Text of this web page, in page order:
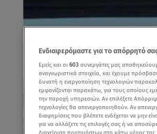
Ενδιαφερόμαστε για το απόρρητό
Εμείς και οι 603 συνεργάτες μας
αναγνωριστικά στοιχεία, και έχουμε
δυνατή η ενεργοποίηση τεχνολογιών
εμφανίζονται παρακάτω, για τους οποίους
την παροχή υπηρεσιών. Αν επιλέξετε
τεχνολογίες θα απενεργοποιηθούν. Αν
διαφημίσεις που βλέπετε ενδέχεται να μην
για να αλλάξετε τις επιλογές σας ή να
Διαχείριση προτιμήσεων στο κάτω μέρος